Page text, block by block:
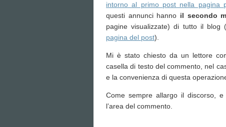
intorno al primo post nella pagina
questi annunci hanno il secondo
pagine visualizzate) di tutto il blog
pagina del post).
Mi è stato chiesto da un lettore
casella di testo del commento, nel
e la convenienza di questa
Come sempre allargo il discorso,
l’area del commento.